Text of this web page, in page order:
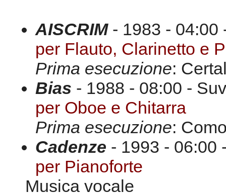
AISCRIM- 1983 - 04:00
per Flauto, Clarinetto e
Prima esecuzione:
Bias - 1988 - 08:00 -
per Oboe e Chitarra
Prima esecuzione:
Cadenze - 1993 - 06:00
per Pianoforte
Musica vocale